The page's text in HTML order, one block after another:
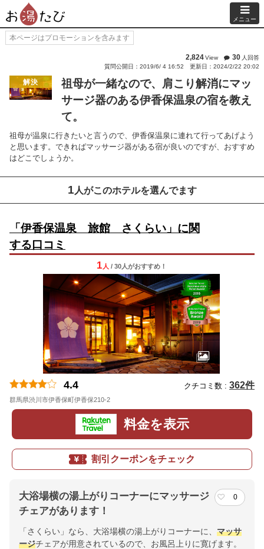
メニュー
本ページはプロモーションを含みます
2,824View 30 人回答
質問公開日：2019/6/ 4 16:52
更新日：2024/2/22 20:02
解決
祖母が一緒なので、肩こり解消にマッ
サージ器のある伊香保温泉の宿を教え
て。
祖母が温泉に行きたいと言うので、伊香保温泉に連れて行ってあげよう
と思います。できればマッサージ器がある宿が良いのですが、おすすめ
はどこでしょうか。
1 人がこのホテルを選んでます
「伊香保温泉 旅館 さくらい」に関
する口コミ
1 人 / 30人がおすすめ！
4.4 クチコミ数 : 362件
群馬県渋川市伊香保町伊香保210-2
料金を表示
割引クーポンをチェック
大浴場横の湯上がりコーナーにマッサージ
チェアがあります！
0
「さくらい」なら、大浴場横の湯上がりコーナーに、 マッサ
ージチェアが用意されているので、お風呂上りに寛げます。